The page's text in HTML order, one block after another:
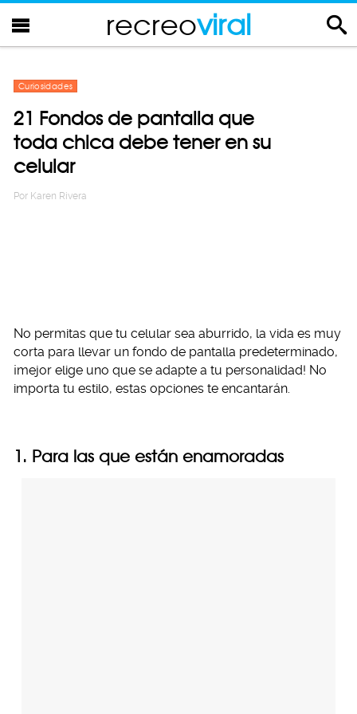
recreoviral
Curiosidades
21 Fondos de pantalla que
toda chica debe tener en su
celular
Por Karen Rivera
No permitas que tu celular sea aburrido, la vida es muy
corta para llevar un fondo de pantalla predeterminado,
¡mejor elige uno que se adapte a tu personalidad! No
importa tu estilo, estas opciones te encantarán.
1. Para las que están enamoradas